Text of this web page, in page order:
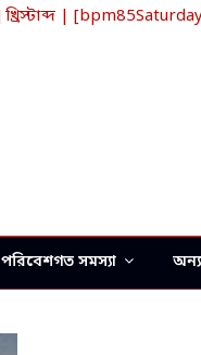
|
পরিবেশগত সমস্যা